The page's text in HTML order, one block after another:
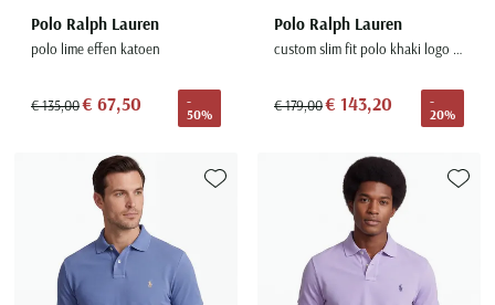
Polo Ralph Lauren
polo lime effen katoen
€ 135,00€ 67,50
-
50%
Polo Ralph Lauren
custom slim fit polo khaki logo korte mouw
€ 179,00€ 143,20
-
20%
Toevoegen aan favorieten